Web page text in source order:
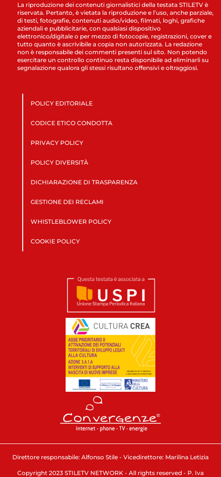
La riproduzione dei contenuti giornalistici della testata STILETV è
riservata. Pertanto, è vietata la riproduzione e l’uso, anche parziale,
di testi, fotografie, contenuti audio/video, filmati, loghi, grafiche
aziendali e pubblicitarie, con qualsiasi dispositivo
elettronico/digitale o per mezzo di fotocopie, registrazioni, cover e
tutto quanto è ascrivibile a copia non autorizzata. La redazione
non è responsabile dei commenti presenti sul sito. Non potendo
esercitare un controllo continuo resta disponibile ad eliminarli su
segnalazione qualora gli stessi risultano offensivi e oltraggiosi.
POLICY EDITORIALE
CODICE ETICO CONDOTTA
PRIVACY POLICY
POLICY DIVERSITÀ
DICHIARAZIONE DI TRASPARENZA
GESTIONE DEI RECLAMI
WHISTLEBLOWER POLICY
COOKIE POLICY
Direttore responsabile: Alfonso Stile - Vicedirettore: Marilina Letizia
Copyright 2023 STILETV NETWORK - All rights reserved - P. Iva